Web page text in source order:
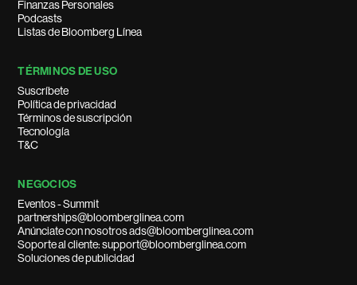
Finanzas Personales
Podcasts
Listas de Bloomberg Línea
TÉRMINOS DE USO
Suscríbete
Política de privacidad
Términos de suscripción
Tecnología
T&C
NEGOCIOS
Eventos - Summit
partnerships@bloomberglinea.com
Anúnciate con nosotros ads@bloomberglinea.com
Soporte al cliente: support@bloomberglinea.com
Soluciones de publicidad